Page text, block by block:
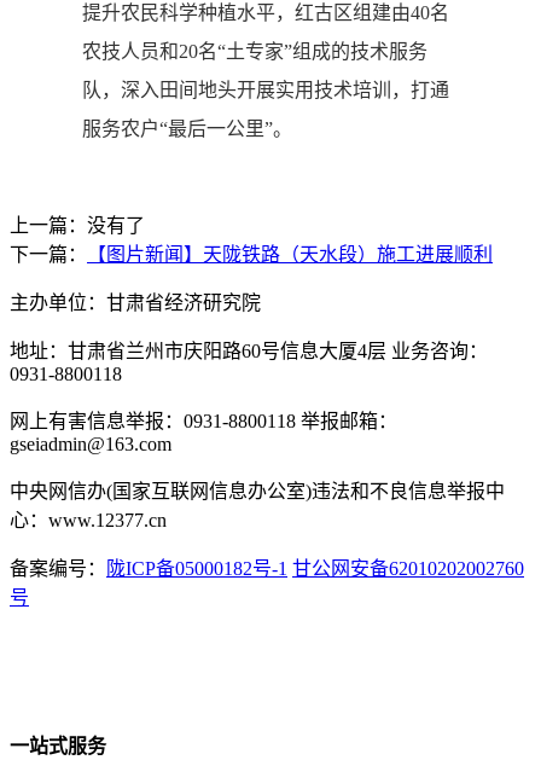
提升农民科学种植水平，红古区组建由40名
农技人员和20名“土专家”组成的技术服务
队，深入田间地头开展实用技术培训，打通
服务农户“最后一公里”。
上一篇：没有了
下一篇：
【图片新闻】天陇铁路（天水段）施工进展顺利
主办单位：甘肃省经济研究院
地址：甘肃省兰州市庆阳路60号信息大厦4层 业务咨询：
0931-8800118
网上有害信息举报：0931-8800118 举报邮箱：
gseiadmin@163.com
中央网信办(国家互联网信息办公室)违法和不良信息举报中
心：www.12377.cn
备案编号： 陇ICP备05000182号-1 甘公网安备62010202002760
号
一站式服务